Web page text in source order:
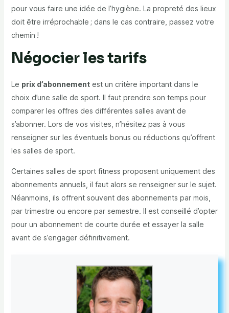
pour vous faire une idée de l’hygiène. La propreté des lieux
doit être irréprochable ; dans le cas contraire, passez votre
chemin !
Négocier les tarifs
Le prix d’abonnementest un critère important dans le
choix d’une salle de sport. Il faut prendre son temps pour
comparer les offres des différentes salles avant de
s’abonner. Lors de vos visites, n’hésitez pas à vous
renseigner sur les éventuels bonus ou réductions qu’offrent
les salles de sport.
Certaines salles de sport fitness proposent uniquement des
abonnements annuels, il faut alors se renseigner sur le sujet.
Néanmoins, ils offrent souvent des abonnements par mois,
par trimestre ou encore par semestre. Il est conseillé d’opter
pour un abonnement de courte durée et essayer la salle
avant de s’engager définitivement.